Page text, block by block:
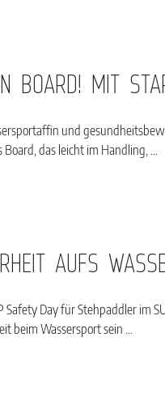
BOARD! MIT
und
das leicht im Handling, …
AUFS
Day für Stehpaddler im
beim Wassersport sein …